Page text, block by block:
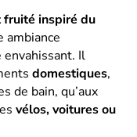
inspiré du
ambiance
Il
domestiques,
de bain, qu’aux
vélos, voitures ou